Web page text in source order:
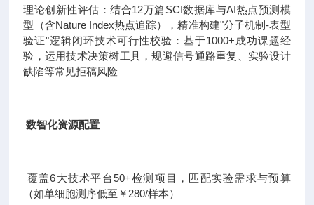
理论创新性评估：结合12万篇SCI数据库与AI热点预测模
型（含Nature Index热点追踪），精准构建"分子机制-表型
验证"逻辑闭环技术可行性校验：基于1000+成功课题经
验，运用技术决策树工具，规避信号通路重复、实验设计
缺陷等常见拒稿风险
数智化资源配置
覆盖6大技术平台50+检测项目，匹配实验需求与预算
（如单细胞测序低至￥280/样本）